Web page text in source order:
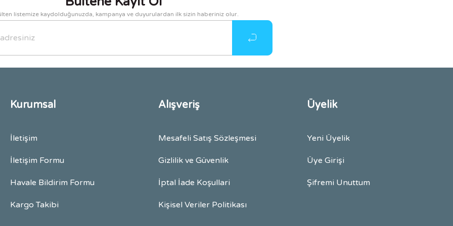
listemize kaydolduğunuzda, kampanya ve duyurulardan ilk sizin haberiniz olur.
Kurumsal
İletişim
İletişim Formu
Havale Bildirim Formu
Kargo Takibi
Alışveriş
Mesafeli Satış Sözleşmesi
Gizlilik ve Güvenlik
İptal İade Koşullari
Kişisel Veriler Politikası
Üyelik
Yeni Üyelik
Üye Girişi
Şifremi Unuttum